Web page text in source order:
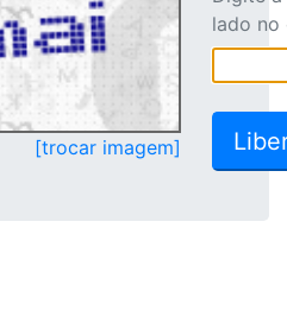
[trocar imagem]
lado no